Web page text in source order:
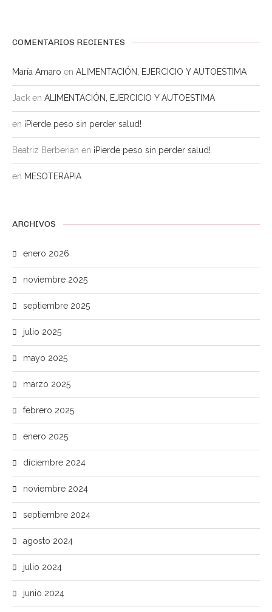
COMENTARIOS RECIENTES
María Amaro en ALIMENTACIÓN, EJERCICIO Y AUTOESTIMA
Jack en ALIMENTACIÓN, EJERCICIO Y AUTOESTIMA
en ¡Pierde peso sin perder salud!
Beatriz Berberian en ¡Pierde peso sin perder salud!
en MESOTERAPIA
ARCHIVOS
enero 2026
noviembre 2025
septiembre 2025
julio 2025
mayo 2025
marzo 2025
febrero 2025
enero 2025
diciembre 2024
noviembre 2024
septiembre 2024
agosto 2024
julio 2024
junio 2024